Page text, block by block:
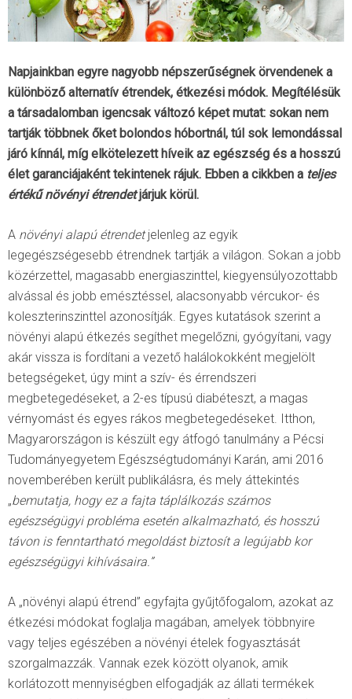
Napjainkban egyre nagyobb népszerűségnek örvendenek a
különböző alternatív étrendek, étkezési módok. Megítélésük
a társadalomban igencsak változó képet mutat: sokan nem
tartják többnek őket bolondos hóbortnál, túl sok lemondással
járó kínnál, míg elkötelezett híveik az egészség és a hosszú
élet garanciájaként tekintenek rájuk. Ebben a cikkben a teljes
értékű növényi étrendetjárjuk körül.
A növényi alapú étrendetjelenleg az egyik
legegészségesebb étrendnek tartják a világon. Sokan a jobb
közérzettel, magasabb energiaszinttel, kiegyensúlyozottabb
alvással és jobb emésztéssel, alacsonyabb vércukor- és
koleszterinszinttel azonosítják. Egyes kutatások szerint a
növényi alapú étkezés segíthet megelőzni, gyógyítani, vagy
akár vissza is fordítani a vezető halálokokként megjelölt
betegségeket, úgy mint a szív- és érrendszeri
megbetegedéseket, a 2-es típusú diabéteszt, a magas
vérnyomást és egyes rákos megbetegedéseket. Itthon,
Magyarországon is készült egy átfogó tanulmány a Pécsi
Tudományegyetem Egészségtudományi Karán, ami 2016
novemberében került publikálásra, és mely áttekintés
„bemutatja, hogy ez a fajta táplálkozás számos
egészségügyi probléma esetén alkalmazható, és hosszú
távon is fenntartható megoldást biztosít a legújabb kor
egészségügyi kihívásaira.”
A „növényi alapú étrend” egyfajta gyűjtőfogalom, azokat az
étkezési módokat foglalja magában, amelyek többnyire
vagy teljes egészében a növényi ételek fogyasztását
szorgalmazzák. Vannak ezek között olyanok, amik
korlátozott mennyiségben elfogadják az állati termékek